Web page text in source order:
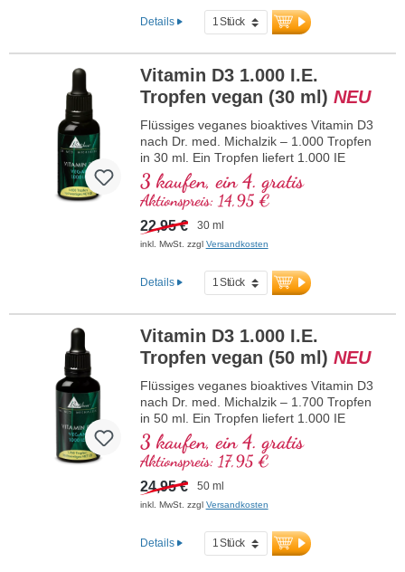
normalen Muskelfunktion sowie zur
normalen Funktion des Immunsystems
25 Jahren bestehender Produktion,
vegetarisch, ohne Zusätze und
laborgeprüft. Von Ärzten entwickelt.
mehr Informationen zu Vitamin D3 +
K2
Details
Vitamin D3 1.000 I.E.
Tropfen vegan (30 ml) NEU
Flüssiges veganes bioaktives Vitamin D3
nach Dr. med. Michalzik – 1.000 Tropfen
in 30 ml. Ein Tropfen liefert 1.000 IE
veganes Vitamin D3. Höchste
Premiumqualität aus hochwertigem
kontrollierten Flechten (nicht aus Algen!)
rein pflanzlich 100% vegan. Gelöst in
schützendem, pestizidfrei angebautem
Bioverfügbarkeit. Diese optimale
Kombination unterstützt den Erhalt
normalen Muskelfunktion sowie zur
normalen Funktion des Immunsystems
bei. Hergestellt in Deutschland ohne
Gentechnik in eigener kontrollierter, seit
25 Jahren bestehender Produktion,
vegan, ohne Zusätze und laborgeprüft.
Von Ärzten entwickelt.
mehr Informationen zu Vitamin D3 +
K2
3 kaufen, ein 4. gratis
Aktionspreis: 14,95 €
22,95 € 30 ml
inkl. MwSt. zzgl Versandkosten
Details
Vitamin D3 1.000 I.E.
Tropfen vegan (50 ml) NEU
Flüssiges veganes bioaktives Vitamin D3
nach Dr. med. Michalzik – 1.700 Tropfen
in 50 ml. Ein Tropfen liefert 1.000 IE
veganes Vitamin D3. Höchste
Premiumqualität aus hochwertigem
kontrollierten Flechten (nicht aus Algen!)
rein pflanzlich 100% vegan. Gelöst in
schützendem, pestizidfrei angebautem
Bioverfügbarkeit. Diese optimale
Kombination unterstützt den Erhalt
3 kaufen, ein 4. gratis
Aktionspreis: 17,95 €
24,95 € 50 ml
inkl. MwSt. zzgl Versandkosten
Details